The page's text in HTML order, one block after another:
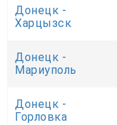
Донецк -
Харцызск
Донецк -
Мариуполь
Донецк -
Горловка